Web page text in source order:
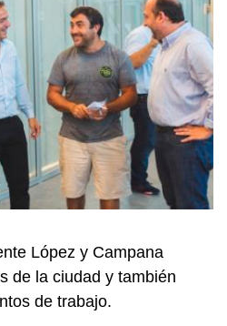
López y Campana
de la ciudad y también
de trabajo.